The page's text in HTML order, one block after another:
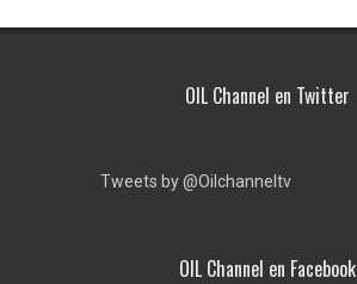
OIL Channel en Twitter
Tweets by @Oilchanneltv
OIL Channel en Facebook